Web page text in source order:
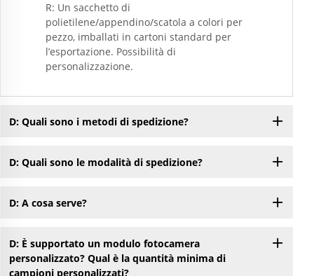
R: Un sacchetto di
polietilene/appendino/scatola a colori per
pezzo, imballati in cartoni standard per
l’esportazione. Possibilità di
personalizzazione.
D: Quali sono i metodi di spedizione?
D: Quali sono le modalità di spedizione?
D: A cosa serve?
D: È supportato un modulo fotocamera
personalizzato? Qual è la quantità minima di
campioni personalizzati?